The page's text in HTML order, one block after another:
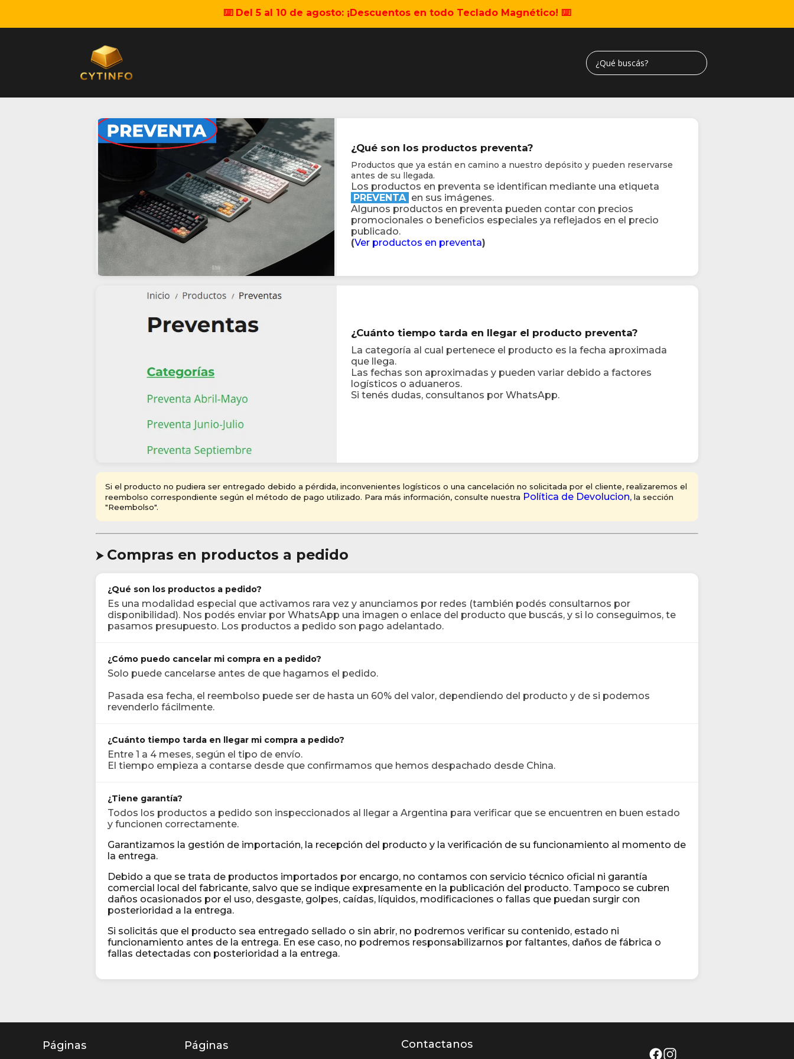
⌨️ Del 5 al 10 de agosto: ¡Descuentos en todo Teclado Magnético! ⌨️
¿Qué son los productos preventa?
Productos que ya están en camino a nuestro depósito y pueden reservarse
antes de su llegada.
Los productos en preventa se identifican mediante una etiqueta
PREVENTA en sus imágenes.
Algunos productos en preventa pueden contar con precios
promocionales o beneficios especiales ya reflejados en el precio
publicado.
(Ver productos en preventa)
¿Cuánto tiempo tarda en llegar el producto preventa?
La categoría al cual pertenece el producto es la fecha aproximada
que llega.
Las fechas son aproximadas y pueden variar debido a factores
logísticos o aduaneros.
Si tenés dudas, consultanos por WhatsApp.
Si el producto no pudiera ser entregado debido a pérdida, inconvenientes logísticos o una cancelación no solicitada por el cliente, realizaremos el
reembolso correspondiente según el método de pago utilizado. Para más información, consulte nuestra Política de Devolucion, la sección
"Reembolso".
⮞ Compras en productos a pedido
¿Qué son los productos a pedido?
Es una modalidad especial que activamos rara vez y anunciamos por redes (también podés consultarnos por
disponibilidad). Nos podés enviar por WhatsApp una imagen o enlace del producto que buscás, y si lo conseguimos, te
pasamos presupuesto. Los productos a pedido son pago adelantado.
¿Cómo puedo cancelar mi compra en a pedido?
Solo puede cancelarse antes de que hagamos el pedido.
Pasada esa fecha, el reembolso puede ser de hasta un 60% del valor, dependiendo del producto y de si podemos
revenderlo fácilmente.
¿Cuánto tiempo tarda en llegar mi compra a pedido?
Entre 1 a 4 meses, según el tipo de envío.
El tiempo empieza a contarse desde que confirmamos que hemos despachado desde China.
¿Tiene garantía?
Todos los productos a pedido son inspeccionados al llegar a Argentina para verificar que se encuentren en buen estado
y funcionen correctamente.
Garantizamos la gestión de importación, la recepción del producto y la verificación de su funcionamiento al momento de
la entrega.
Debido a que se trata de productos importados por encargo, no contamos con servicio técnico oficial ni garantía
comercial local del fabricante, salvo que se indique expresamente en la publicación del producto. Tampoco se cubren
daños ocasionados por el uso, desgaste, golpes, caídas, líquidos, modificaciones o fallas que puedan surgir con
posterioridad a la entrega.
Si solicitás que el producto sea entregado sellado o sin abrir, no podremos verificar su contenido, estado ni
funcionamiento antes de la entrega. En ese caso, no podremos responsabilizarnos por faltantes, daños de fábrica o
fallas detectadas con posterioridad a la entrega.
Páginas Páginas Contactanos